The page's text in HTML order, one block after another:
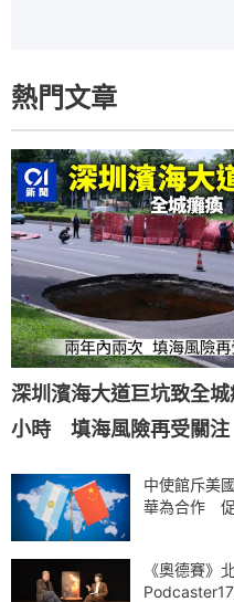
熱門文章
深圳濱海大道巨坑致全
小時 填海風險再受關注
中使館斥美
華為合作
《奧德賽